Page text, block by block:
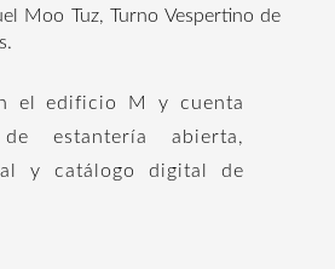
Moo Tuz, Turno Vespertino de
el edificio M y cuenta
estantería abierta,
y catálogo digital de